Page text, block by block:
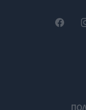
Σισμανογλείου
Ηλεκτρικά
σοβαρής
07/08/2026 -
ΗΠΑ: Μεγάλη